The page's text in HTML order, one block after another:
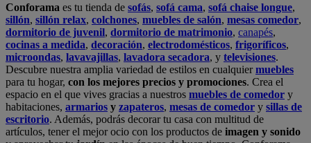
Conforama es tu tienda de sofás, sofá cama, sofá chaise longue,
sillón, sillón relax, colchones, muebles de salón, mesas comedor,
dormitorio de juvenil, dormitorio de matrimonio, canapés,
cocinas a medida, decoración, electrodomésticos, frigoríficos,
microondas, lavavajillas, lavadora secadora, y televisiones.
Descubre nuestra amplia variedad de estilos en cualquiermuebles
para tu hogar, con los mejores precios y promociones. Crea el
espacio en el que vives gracias a nuestros muebles de comedor y
habitaciones, armarios y zapateros, mesas de comedor y sillas de
escritorio. Además, podrás decorar tu casa con multitud de
artículos, tener el mejor ocio con los productos de imagen y sonido